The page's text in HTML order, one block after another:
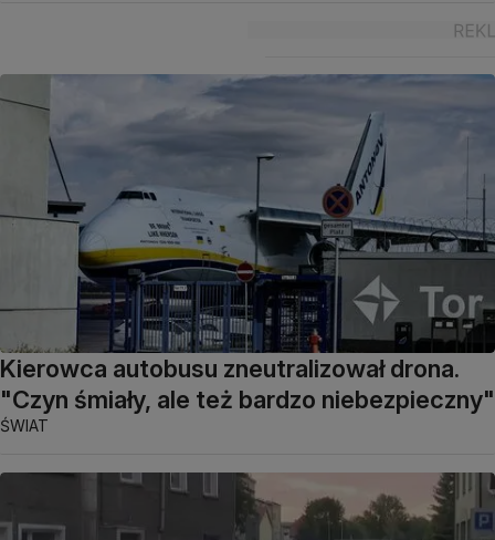
Kierowca autobusu zneutralizował drona.
"Czyn śmiały, ale też bardzo niebezpieczny"
ŚWIAT